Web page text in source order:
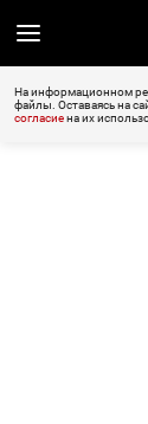
На информационном
файлы. Оставаясь на
согласиена их